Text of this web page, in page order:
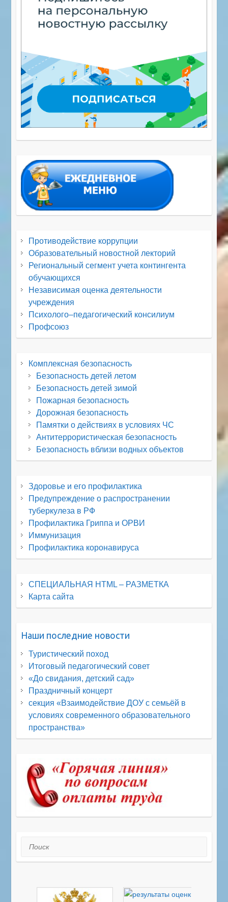
Противодействие коррупции
Образовательный новостной лекторий
Региональный сегмент учета контингента
обучающихся
Независимая оценка деятельности
учреждения
Психолого–педагогический консилиум
Профсоюз
Комплексная безопасность
Безопасность детей летом
Безопасность детей зимой
Пожарная безопасность
Дорожная безопасность
Памятки о действиях в условиях ЧС
Антитеррористическая безопасность
Безопасность вблизи водных объектов
Здоровье и его профилактика
Предупреждение о распространении
туберкулеза в РФ
Профилактика Гриппа и ОРВИ
Иммунизация
Профилактика коронавируса
СПЕЦИАЛЬНАЯ HTML – РАЗМЕТКА
Карта сайта
Наши последние новости
Туристический поход
Итоговый педагогический совет
«До свидания, детский сад»
Праздничный концерт
секция «Взаимодействие ДОУ с семьёй в
условиях современного образовательного
пространства»
Поиск